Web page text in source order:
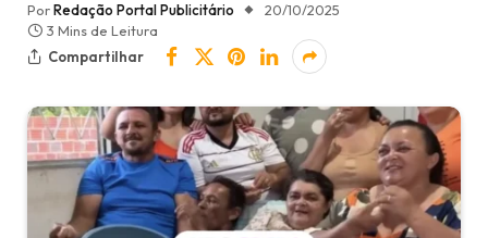
PorRedação Portal Publicitário
20/10/2025
3 Mins de Leitura
Compartilhar